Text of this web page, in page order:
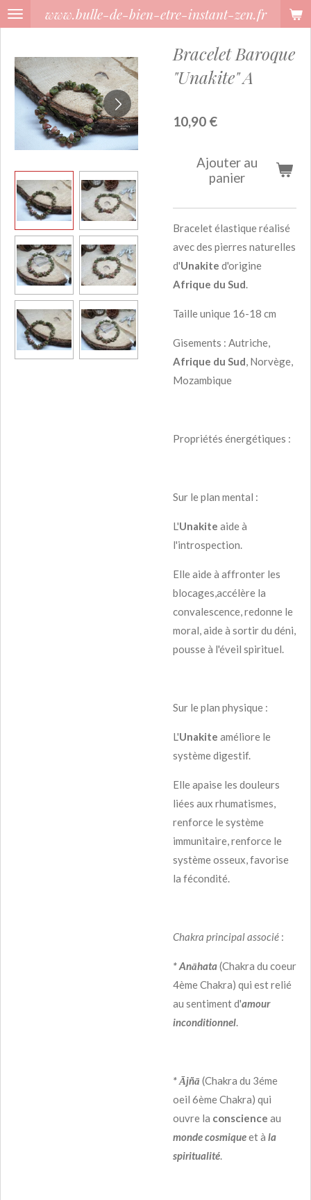
Passer
principal
www.bulle-de-bien-etre-instant-zen.fr
Bracelet Baroque
"Unakite" A
10,90 €
Ajouter au
panier
Bracelet élastique réalisé
avec des pierres naturelles
d'Unakite d'origine
Afrique du Sud.
Taille unique 16-18 cm
Gisements : Autriche,
Afrique du Sud, Norvège,
Mozambique
Propriétés énergétiques :
Sur le plan mental :
L'Unakite aide à
l'introspection.
Elle aide à affronter les
blocages,accélère la
convalescence, redonne le
moral, aide à sortir du déni,
pousse à l'éveil spirituel.
Sur le plan physique :
L'Unakite améliore le
système digestif.
Elle apaise les douleurs
liées aux rhumatismes,
renforce le système
immunitaire, renforce le
système osseux, favorise
la fécondité.
Chakra principal associé :
* Anāhata(Chakra du coeur
4ème Chakra) qui est relié
au sentiment d'amour
inconditionnel.
* Ājñā (Chakra du 3éme
oeil 6ème Chakra) qui
ouvre la conscience au
monde cosmiqueet à la
spiritualité.